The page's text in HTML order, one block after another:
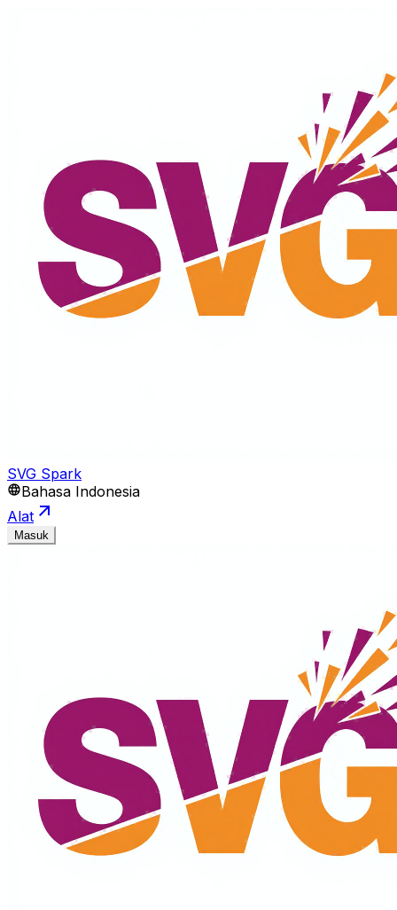
SVG Spark
Bahasa Indonesia
Alat
Masuk